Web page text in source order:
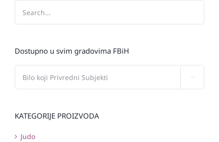
Dostupno u svim gradovima FBiH
KATEGORIJE PROIZVODA
Judo